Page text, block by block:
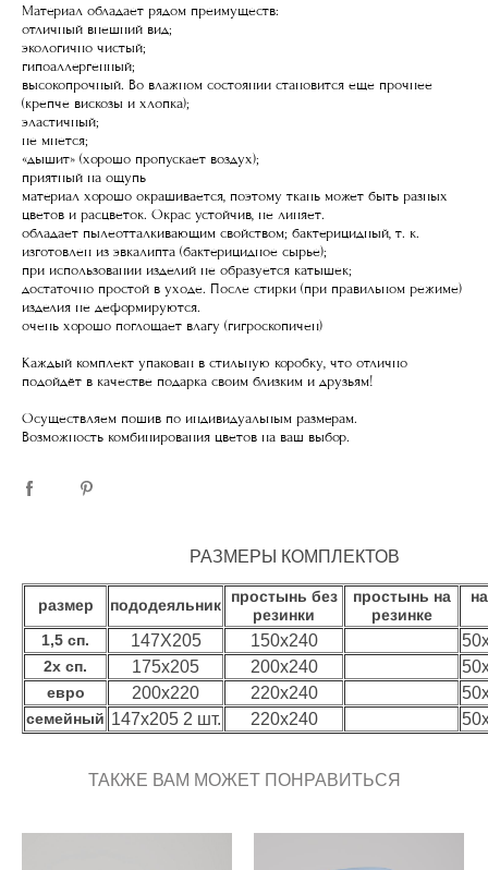
Материал обладает рядом преимуществ:
отличный внешний вид;
экологично чистый;
гипоаллергенный;
высокопрочный. Во влажном состоянии становится еще прочнее
(крепче вискозы и хлопка);
эластичный;
не мнется;
«дышит» (хорошо пропускает воздух);
приятный на ощупь
материал хорошо окрашивается, поэтому ткань может быть разных
цветов и расцветок. Окрас устойчив, не линяет.
обладает пылеотталкивающим свойством; бактерицидный, т. к.
изготовлен из эвкалипта (бактерицидное сырье);
при использовании изделий не образуется катышек;
достаточно простой в уходе. После стирки (при правильном режиме)
изделия не деформируются.
очень хорошо поглощает влагу (гигроскопичен)
Каждый комплект упакован в стильную коробку, что отлично
подойдёт в качестве подарка своим близким и друзьям!
Осуществляем пошив по индивидуальным размерам.
Возможность комбинирования цветов на ваш выбор.
РАЗМЕРЫ КОМПЛЕКТОВ
размер пододеяльник
простынь без
резинки
простынь на
резинке
1,5 сп. 147Х205 150х240
2х сп. 175х205 200х240
евро 200х220 220х240
семейный 147х205 2 шт. 220х240
ТАКЖЕ ВАМ МОЖЕТ ПОНРАВИТЬСЯ